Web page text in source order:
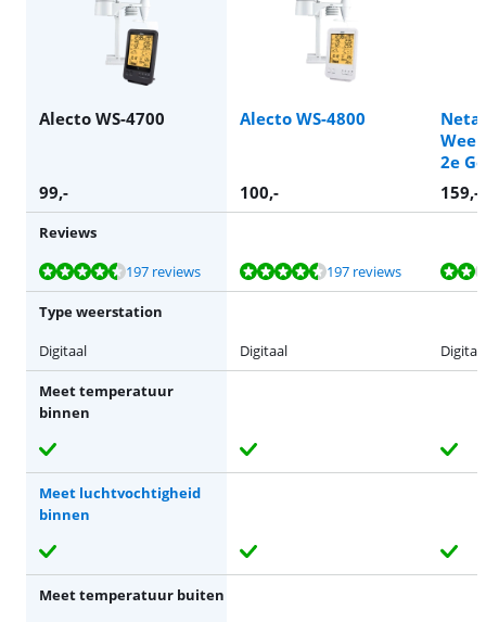
Alecto WS-4700 Alecto WS-4800
2e
99,- 100,- 159,-
Reviews
Beoordeling is 8,8 van de 10, gebaseerd op 197 reviews.
197 reviews
Beoordeling is 8,8 van de 10, gebaseerd op 197 reviews.197 reviews
Beoordeling is 4,0 van de 10, gebaseerd op 1 review.
Beoordeling is 8,7 van de 10, gebaseerd op 245 reviews.
Type weerstation
Digitaal
Digitaal
Meet temperatuur
binnen
Meet luchtvochtigheid
binnen
Meet temperatuur buiten